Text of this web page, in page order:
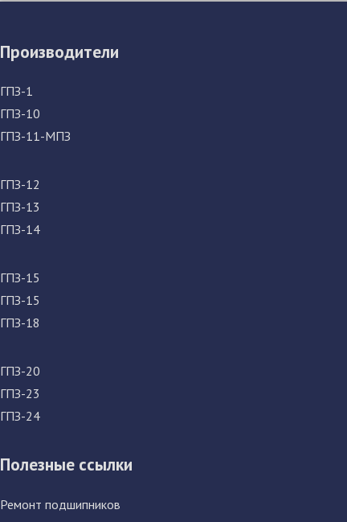
Производители
ГПЗ-1
ГПЗ-10
ГПЗ-11-МПЗ
ГПЗ-12
ГПЗ-13
ГПЗ-14
ГПЗ-15
ГПЗ-15
ГПЗ-18
ГПЗ-20
ГПЗ-23
ГПЗ-24
Полезные ссылки
Ремонт подшипников